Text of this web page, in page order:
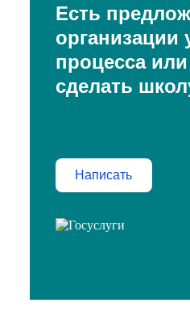
Есть
организации
процесса или
сделать
Написать